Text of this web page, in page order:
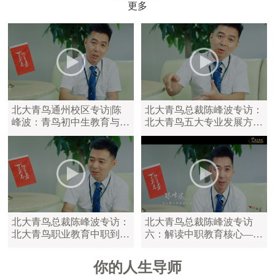
更多
北大青鸟通州校区专访|陈
峰波：青鸟初中生教育与中
职教育区别
北大青鸟总裁陈峰波专访：
北大青鸟五大专业发展方
向，满足学员不同学习需求
北大青鸟总裁陈峰波专访：
北大青鸟职业教育中职到大
北大青鸟总裁陈峰波专访
六：解读中职教育核心——
你的人生导师